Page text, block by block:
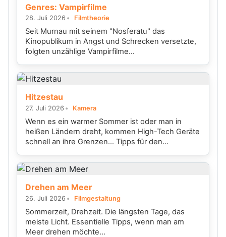
Genres: Vampirfilme
28. Juli 2026 Filmtheorie
Seit Murnau mit seinem "Nosferatu" das
Kinopublikum in Angst und Schrecken versetzte,
folgten unzählige Vampirfilme...
Hitzestau
27. Juli 2026 Kamera
Wenn es ein warmer Sommer ist oder man in
heißen Ländern dreht, kommen High-Tech Geräte
schnell an ihre Grenzen... Tipps für den...
Drehen am Meer
26. Juli 2026 Filmgestaltung
Sommerzeit, Drehzeit. Die längsten Tage, das
meiste Licht. Essentielle Tipps, wenn man am
Meer drehen möchte...